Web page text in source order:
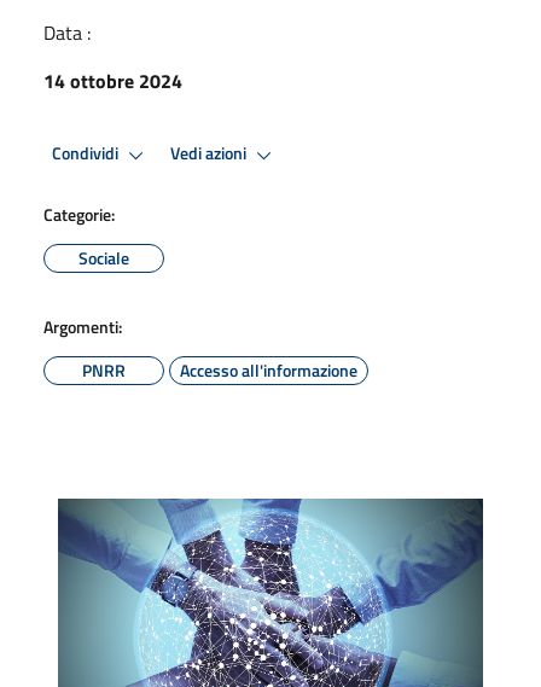
Data :
14 ottobre 2024
Condividi Vedi azioni
Categorie:
Sociale
Argomenti:
PNRR
Accesso all'informazione